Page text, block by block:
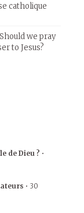
catholique
we pray
to Jesus?
de Dieu ? •
• 30